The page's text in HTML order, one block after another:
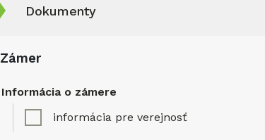
Dokumenty
Zámer
Informácia o zámere
informácia pre verejnosť